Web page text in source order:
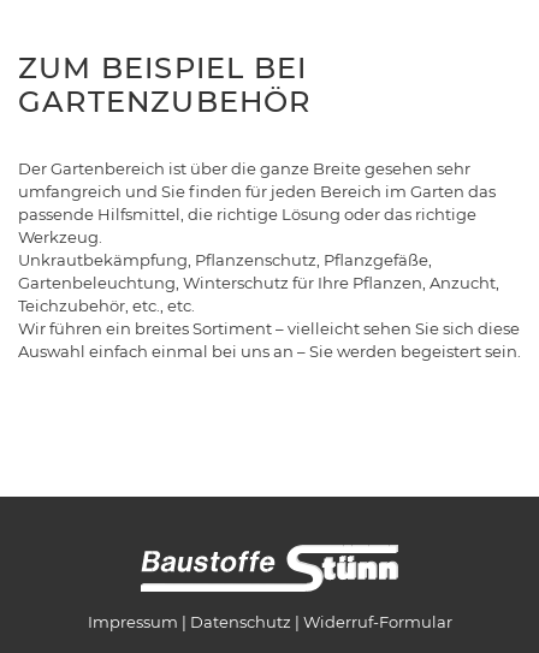
ZUM BEISPIEL BEI
GARTENZUBEHÖR
Der Gartenbereich ist über die ganze Breite gesehen sehr
umfangreich und Sie finden für jeden Bereich im Garten das
passende Hilfsmittel, die richtige Lösung oder das richtige
Werkzeug.
Unkrautbekämpfung, Pflanzenschutz, Pflanzgefäße,
Gartenbeleuchtung, Winterschutz für Ihre Pflanzen, Anzucht,
Teichzubehör, etc., etc.
Wir führen ein breites Sortiment – vielleicht sehen Sie sich diese
Auswahl einfach einmal bei uns an – Sie werden begeistert sein.
Impressum Datenschutz Widerruf-Formular